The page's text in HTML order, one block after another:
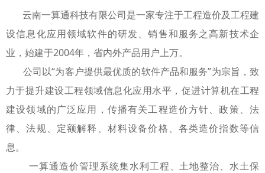
云南一算通科技有限公司是一家专注于工程造价及工程建
设信息化应用领域软件的研发、销售和服务之高新技术企
业，始建于2004年，省内外产品用户上万。
公司以“为客户提供最优质的软件产品和服务”为宗旨，致
力于提升建设工程领域信息化应用水平，促进计算机在工程
建设领域的广泛应用，传播有关工程造价方针、政策、法
律、法规、定额解释、材料设备价格、各类造价指数等信
息。
一算通造价管理系统集水利工程、土地整治、水土保